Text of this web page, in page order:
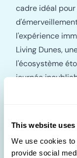
This website
We use cookies
provide social
cadre idéal
l'expérience
Living Dunes,
l'écosystème
journée
Swakopmund
aventureux et à